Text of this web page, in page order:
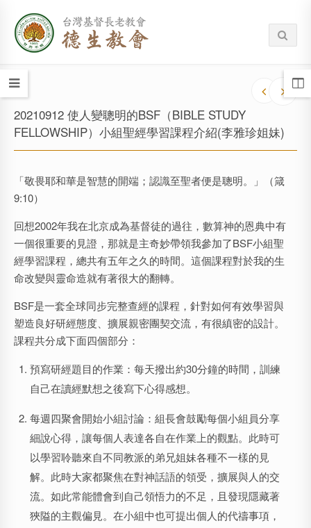
20210912 使人變聰明的BSF（BIBLE STUDY
FELLOWSHIP）小組聖經學習課程介紹(李雅珍姐妹)
「敬畏耶和華是智慧的開端；認識至聖者便是聰明。」（箴
9:10）
回想2002年我在北京成為基督徒的過往，數算神的恩典中有
一個很重要的見證，那就是主奇妙帶領我參加了BSF小組聖
經學習課程，總共有五年之久的時間。這個課程對於我的生
命改變與靈命造就有著很大的翻轉。
BSF是一套全球同步完整查經的課程，針對如何有效學習與
塑造良好研經態度、擴展親密團契交流，有很縝密的設計。
課程共分成下面四個部分：
預寫研經題目的作業： 每天撥出約30分鐘的時間，訓練
自己在讀經默想之後寫下心得感想。
每週四聚會開始小組討論： 組長會鼓勵每個小組員分享
細說心得，讓每個人表達各自在作業上的觀點。此時可
以學習聆聽來自不同教派的弟兄姐妹各種不一樣的見
解。此時大家都聚焦在對神話語的領受，擴展與人的交
流。如此常能體會到自己領悟力的不足，且發現隱藏著
狹隘的主觀偏見。在小組中也可提出個人的代禱事項，